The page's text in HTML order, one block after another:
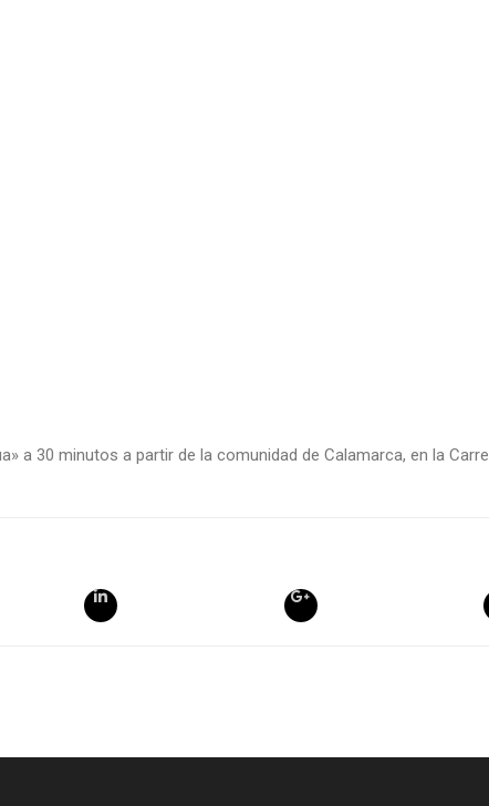
a 30 minutos a partir de la comunidad de Calamarca, en la Carre